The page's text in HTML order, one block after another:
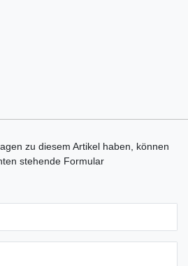
zu diesem Artikel haben, können
stehende Formular